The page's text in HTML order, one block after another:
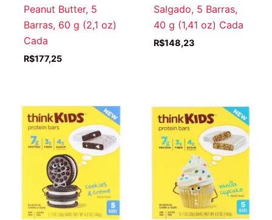
Peanut Butter, 5
Barras, 60 g (2,1 oz)
Cada
R$177,25
Salgado, 5 Barras,
40 g (1,41 oz) Cada
R$148,23